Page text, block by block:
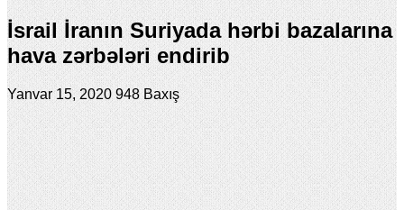
İsrail İranın Suriyada hərbi bazalarına
hava zərbələri endirib
Yanvar 15, 2020 948 Baxış